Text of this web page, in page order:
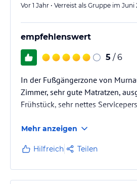
Vor 1 Jahr • Verreist als Gruppe im Juni
empfehlenswert
5 / 6
In der Fußgängerzone von
Zimmer, sehr gute Matratzen,
Frühstück, sehr nettes
Mehr anzeigen
Hilfreich Teilen